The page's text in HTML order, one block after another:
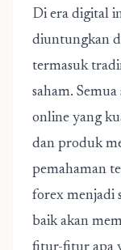
Di era digital
diuntungkan
termasuk
saham.
online yang
dan produk
pemahaman
forex menjadi
baik akan